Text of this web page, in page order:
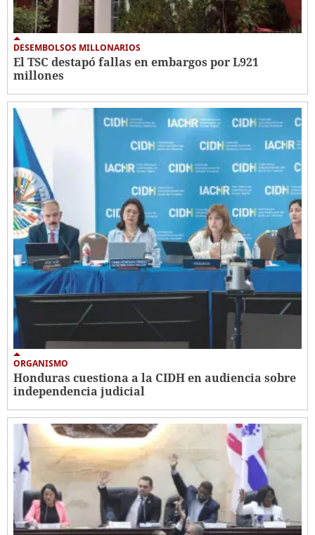
DESEMBOLSOS MILLONARIOS
El TSC destapó fallas en embargos por L921
millones
ORGANISMO
Honduras cuestiona a la CIDH en audiencia sobre
independencia judicial